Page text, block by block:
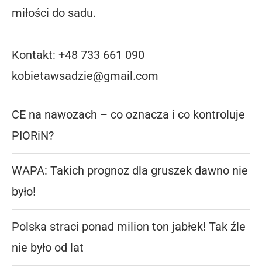
miłości do sadu.
Kontakt: +48 733 661 090
kobietawsadzie@gmail.com
CE na nawozach – co oznacza i co kontroluje
PIORiN?
WAPA: Takich prognoz dla gruszek dawno nie
było!
Polska straci ponad milion ton jabłek! Tak źle
nie było od lat